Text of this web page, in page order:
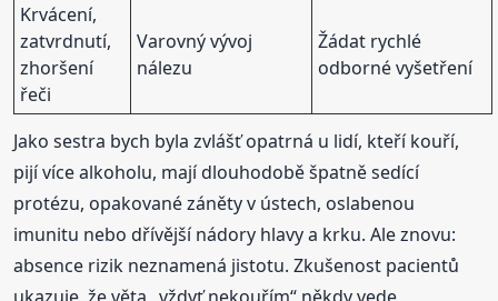
Krvácení,
zatvrdnutí,
zhoršení
řeči
Varovný vývoj
nálezu
Žádat rychlé
odborné vyšetření
Jako sestra bych byla zvlášť opatrná u lidí, kteří kouří,
pijí více alkoholu, mají dlouhodobě špatně sedící
protézu, opakované záněty v ústech, oslabenou
imunitu nebo dřívější nádory hlavy a krku. Ale znovu:
absence rizik neznamená jistotu. Zkušenost pacientů